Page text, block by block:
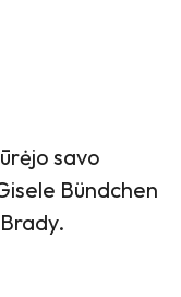
savo
Bündchen